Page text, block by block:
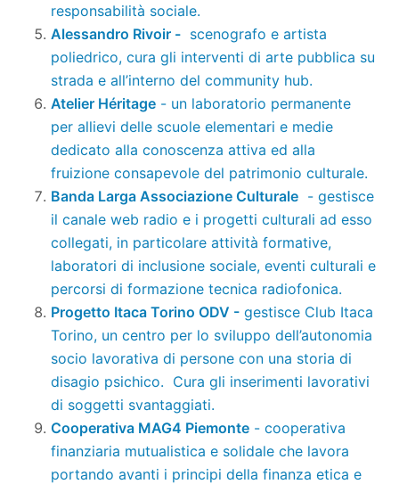
responsabilità sociale.
Alessandro Rivoir - scenografo e artista
poliedrico, cura gli interventi di arte pubblica su
strada e all’interno del community hub.
Atelier Héritage - un laboratorio permanente
per allievi delle scuole elementari e medie
dedicato alla conoscenza attiva ed alla
fruizione consapevole del patrimonio culturale.
Banda Larga Associazione Culturale - gestisce
il canale web radio e i progetti culturali ad esso
collegati, in particolare attività formative,
laboratori di inclusione sociale, eventi culturali e
percorsi di formazione tecnica radiofonica.
Progetto Itaca Torino ODV - gestisce Club Itaca
Torino, un centro per lo sviluppo dell’autonomia
socio lavorativa di persone con una storia di
disagio psichico. Cura gli inserimenti lavorativi
di soggetti svantaggiati.
Cooperativa MAG4 Piemonte - cooperativa
finanziaria mutualistica e solidale che lavora
portando avanti i principi della finanza etica e